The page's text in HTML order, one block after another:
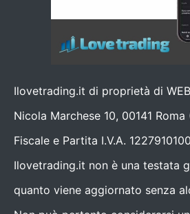
Ilovetrading.it di proprietà di
Nicola Marchese 10, 00141
Fiscale e Partita I.V.A.
Ilovetrading.it non è una testata
quanto viene aggiornato senza